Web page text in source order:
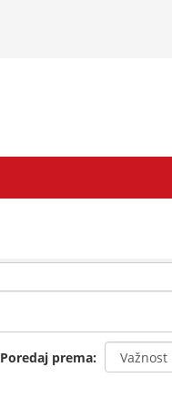
Poredaj prema